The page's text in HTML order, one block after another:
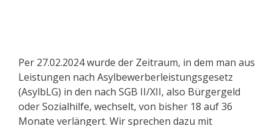
Per 27.02.2024 wurde der Zeitraum, in dem man aus
Leistungen nach Asylbewerberleistungsgesetz
(AsylbLG) in den nach SGB II/XII, also Bürgergeld
oder Sozialhilfe, wechselt, von bisher 18 auf 36
Monate verlängert. Wir sprechen dazu mit